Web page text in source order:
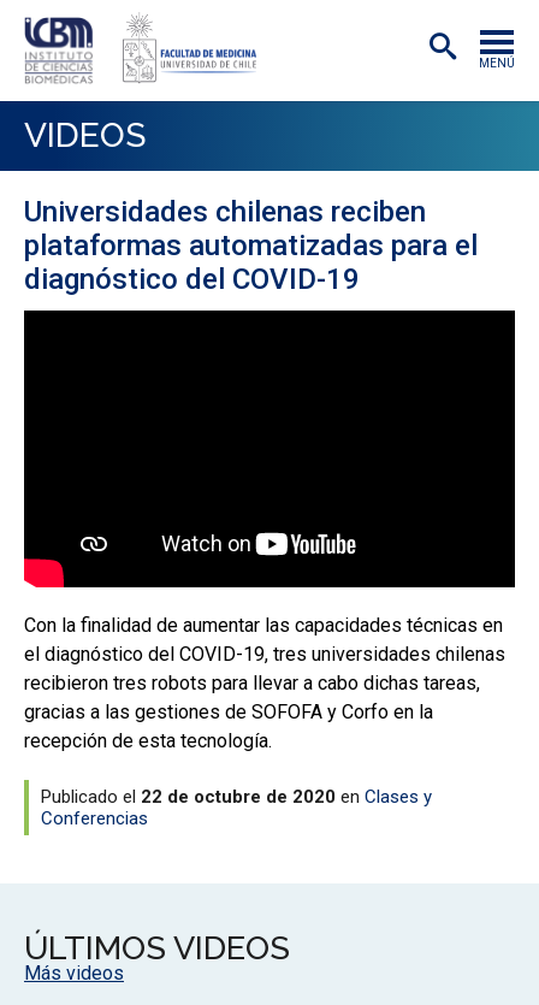
MENÚ
ACADÉMICAS/OS
INVESTIGACIÓN
PREGRADO
VIDEOS
Universidades chilenas reciben
plataformas automatizadas para el
diagnóstico del COVID-19
Con la finalidad de aumentar las capacidades técnicas en
el diagnóstico del COVID-19, tres universidades chilenas
recibieron tres robots para llevar a cabo dichas tareas,
gracias a las gestiones de SOFOFA y Corfo en la
recepción de esta tecnología.
Publicado el 22 de octubre de 2020 en Clases y
Conferencias
ÚLTIMOS VIDEOS
Más videos